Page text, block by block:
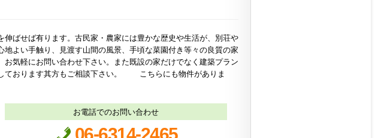
ばせば有ります。古民家・農家には豊かな歴史や生活が、別荘や
よい手触り、見渡す山間の風景、手頃な菜園付き等々の良質の家
気軽にお問い合わせ下さい。また既設の家だけでなく建築プラン
ております其方もご相談下さい。 こちらにも物件がありま
お電話でのお問い合わせ
06-6314-2465